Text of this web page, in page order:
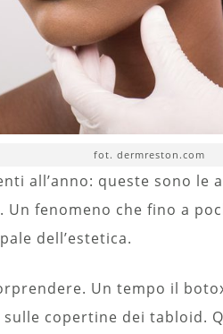
fot. dermreston.com
all’anno: queste sono le
. Un fenomeno che fino a
dell’estetica.
Un tempo il
copertine dei tabloid.